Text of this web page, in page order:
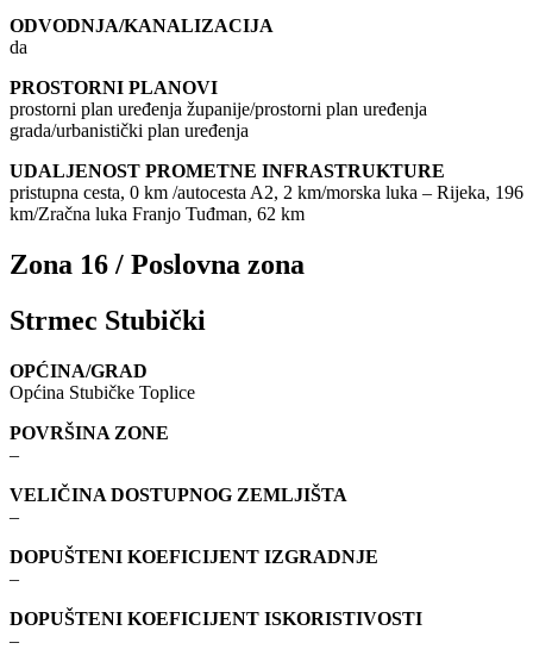
ODVODNJA/KANALIZACIJA
da
PROSTORNI PLANOVI
prostorni plan uređenja županije/prostorni plan uređenja
grada/urbanistički plan uređenja
UDALJENOST PROMETNE INFRASTRUKTURE
pristupna cesta, 0 km /autocesta A2, 2 km/morska luka – Rijeka, 196
km/Zračna luka Franjo Tuđman, 62 km
Zona 16 / Poslovna zona
Strmec Stubički
OPĆINA/GRAD
Općina Stubičke Toplice
POVRŠINA ZONE
–
VELIČINA DOSTUPNOG ZEMLJIŠTA
–
DOPUŠTENI KOEFICIJENT IZGRADNJE
–
DOPUŠTENI KOEFICIJENT ISKORISTIVOSTI
–